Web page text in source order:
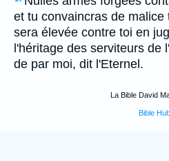
et tu convaincras de malice
sera élevée contre toi en
l'héritage des serviteurs de
de par moi, dit l'Eternel.
La Bible David
Bible